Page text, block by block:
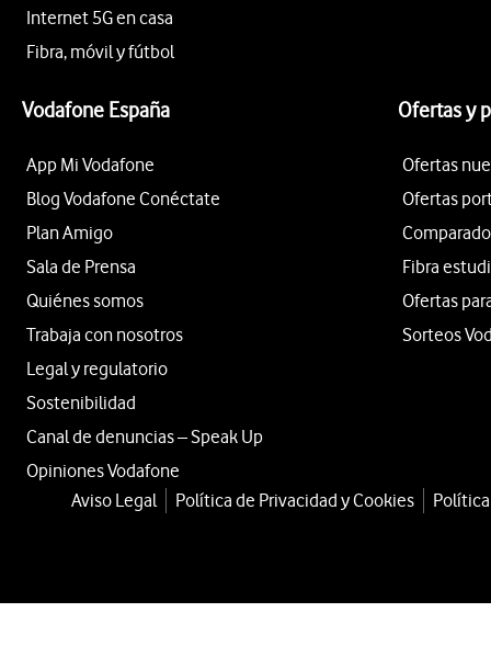
Internet 5G en casa
Fibra, móvil y fútbol
Vodafone España
App Mi Vodafone
Blog Vodafone Conéctate
Plan Amigo
Sala de Prensa
Quiénes somos
Trabaja con nosotros
Legal y regulatorio
Sostenibilidad
Canal de denuncias – Speak Up
Opiniones Vodafone
Ofertas y
Ofertas
Ofertas
Fibra
Ofertas
Sorteos
Aviso Legal Política de Privacidad y Cookies